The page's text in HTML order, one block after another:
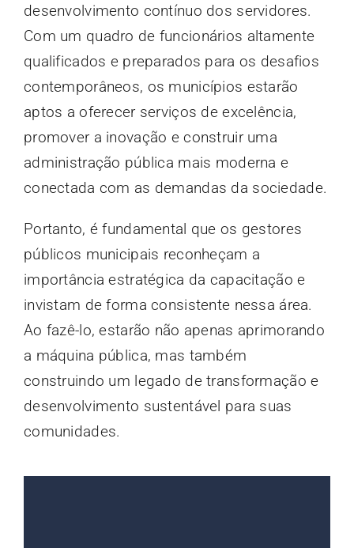
desenvolvimento contínuo dos servidores.
Com um quadro de funcionários altamente
qualificados e preparados para os desafios
contemporâneos, os municípios estarão
aptos a oferecer serviços de excelência,
promover a inovação e construir uma
administração pública mais moderna e
conectada com as demandas da sociedade.
Portanto, é fundamental que os gestores
públicos municipais reconheçam a
importância estratégica da capacitação e
invistam de forma consistente nessa área.
Ao fazê-lo, estarão não apenas aprimorando
a máquina pública, mas também
construindo um legado de transformação e
desenvolvimento sustentável para suas
comunidades.